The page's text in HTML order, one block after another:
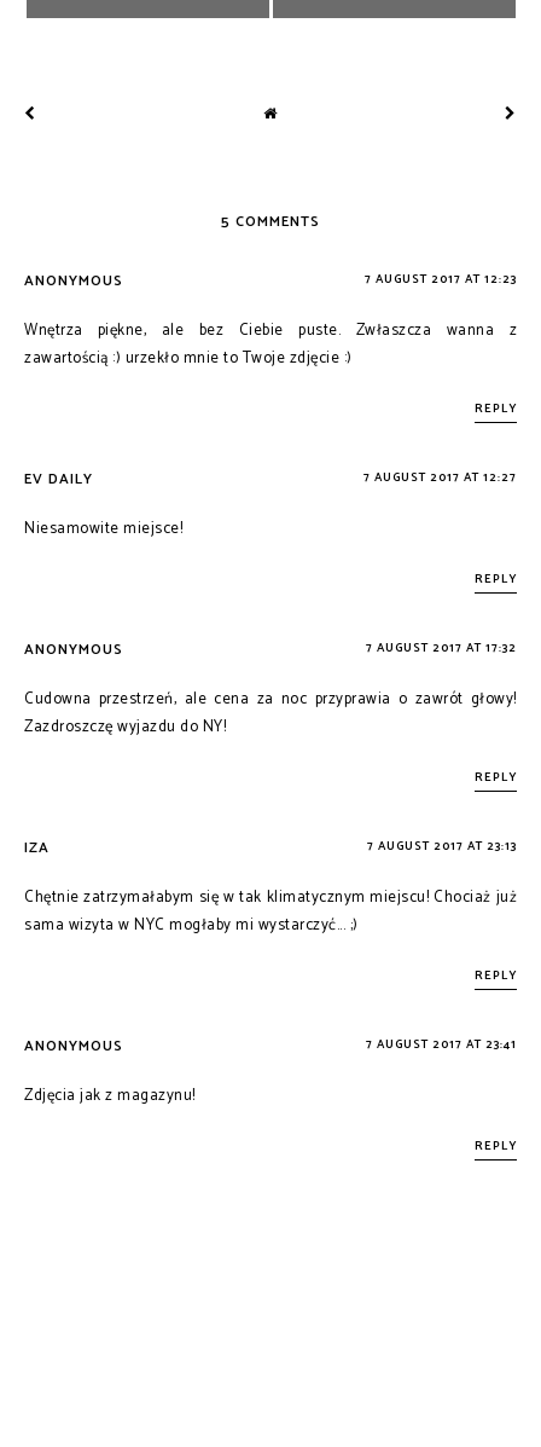
5 COMMENTS
ANONYMOUS 7 AUGUST 2017 AT 12:23
Wnętrza piękne, ale bez Ciebie puste. Zwłaszcza wanna z
zawartością :) urzekło mnie to Twoje zdjęcie :)
REPLY
EV DAILY 7 AUGUST 2017 AT 12:27
Niesamowite miejsce!
REPLY
ANONYMOUS 7 AUGUST 2017 AT 17:32
Cudowna przestrzeń, ale cena za noc przyprawia o zawrót głowy!
Zazdroszczę wyjazdu do NY!
REPLY
IZA 7 AUGUST 2017 AT 23:13
Chętnie zatrzymałabym się w tak klimatycznym miejscu! Chociaż już
sama wizyta w NYC mogłaby mi wystarczyć... ;)
REPLY
ANONYMOUS 7 AUGUST 2017 AT 23:41
Zdjęcia jak z magazynu!
REPLY